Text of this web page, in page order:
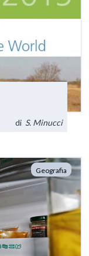
di S. Minucci
Geografia